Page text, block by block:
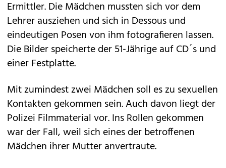
Ermittler. Die Mädchen mussten sich vor dem
Lehrer ausziehen und sich in Dessous und
eindeutigen Posen von ihm fotografieren lassen.
Die Bilder speicherte der 51-Jährige auf CD´s und
einer Festplatte.
Mit zumindest zwei Mädchen soll es zu sexuellen
Kontakten gekommen sein. Auch davon liegt der
Polizei Filmmaterial vor. Ins Rollen gekommen
war der Fall, weil sich eines der betroffenen
Mädchen ihrer Mutter anvertraute.